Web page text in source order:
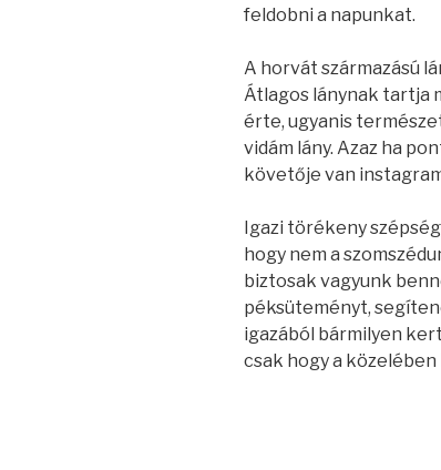
feldobni a napunkat.
A horvát származású
Átlagos lánynak tartja
érte, ugyanis
vidám lány. Azaz ha
követője van
Igazi törékeny
hogy nem a
biztosak vagyunk
péksüteményt,
igazából bármilyen
csak hogy a közelében